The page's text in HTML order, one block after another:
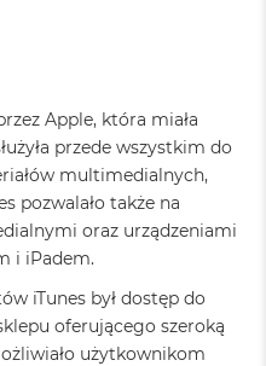
Apple, która miała
przede wszystkim do
multimedialnych,
pozwalało także na
oraz urządzeniami
i iPadem.
iTunes był dostęp do
oferującego szeroką
użytkownikom